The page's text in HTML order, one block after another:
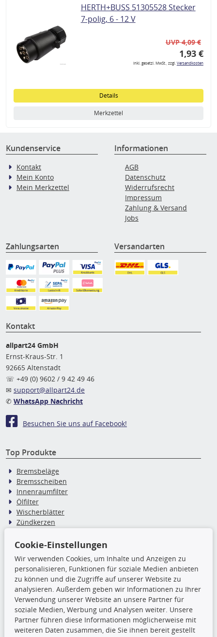
HERTH+BUSS 51305528 Stecker
7-polig, 6 - 12 V
UVP 4,09 €
1,93 €
inkl. gesetzl. MwSt., zzgl.Versandkosten
Details
Merkzettel
Kundenservice
Kontakt
Mein Konto
Mein Merkzettel
Informationen
AGB
Datenschutz
Widerrufsrecht
Impressum
Zahlung & Versand
Jobs
Zahlungsarten Versandarten
Kontakt
allpart24 GmbH
Ernst-Kraus-Str. 1
92665 Altenstadt
☏ +49 (0) 9602 / 9 42 49 46
✉ support@allpart24.de
✆ WhatsApp Nachricht
Besuchen Sie uns auf Facebook!
Top Produkte
Bremsbeläge
Bremsscheiben
Innenraumfilter
Ölfilter
Wischerblätter
Zündkerzen
TecDoc Inside
Die hier angezeigten Daten,
insbesondere die gesamte Datenbank,
dürfen nicht kopiert werden. Es ist zu
unterlassen, die Daten oder die gesamte Datenbank ohne
vorherige Zustimmung TecDocs zu vervielfältigen, zu
verbreiten und/oder diese Handlungen durch Dritte ausführen
zu lassen. Ein Zuwiderhandeln stellt eine
Cookie-Einstellungen
Wir verwenden Cookies, um Inhalte und Anzeigen zu
personalisieren, Funktionen für soziale Medien anbieten
zu können und die Zugriffe auf unserer Website zu
analysieren. Außerdem geben wir Informationen zu Ihrer
Verwendung unserer Website an unsere Partner für
soziale Medien, Werbung und Analysen weiter. Unsere
Partner führen diese Informationen möglicherweise mit
weiteren Daten zusammen, die Sie ihnen bereit gestellt